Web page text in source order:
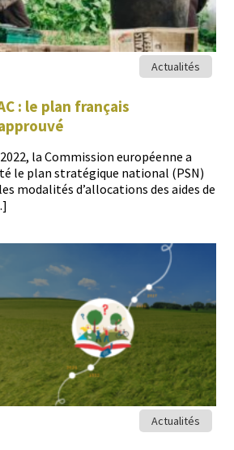
Actualités
: le plan français
la Com­mis­sion européenne a
le plan stratégique nation­al (PSN)
modal­ités d’allocations des aides de
Actualités